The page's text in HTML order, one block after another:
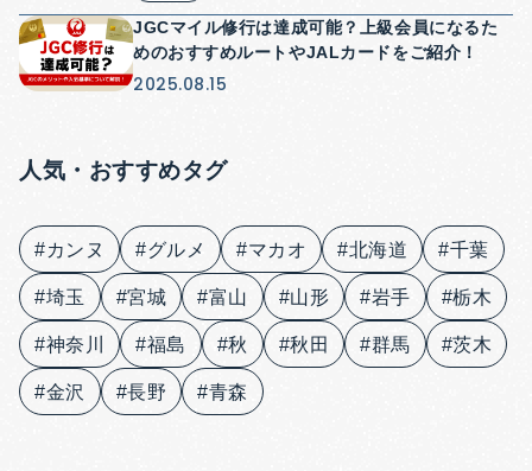
JGCマイル修行は達成可能？上級会員になるた
めのおすすめルートやJALカードをご紹介！
2025.08.15
人気・おすすめタグ
#カンヌ #グルメ #マカオ #北海道 #千葉
#埼玉 #宮城 #富山 #山形 #岩手 #栃木
#神奈川 #福島 #秋 #秋田 #群馬 #茨木
#金沢 #長野 #青森